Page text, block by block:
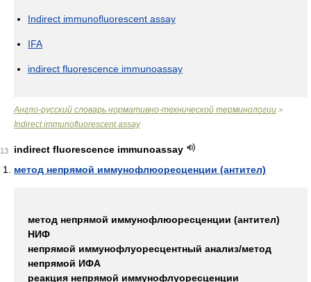
Indirect immunofluorescent assay
IFA
indirect fluorescence immunoassay
Англо-русский словарь нормативно-технической терминологии >
Indirect immunofluorescent assay
13
indirect fluorescence immunoassay
метод непрямой иммунофлюоресценции (антител)
метод непрямой иммунофлюоресценции (антител)
НИФ
непрямой иммунофлуоресцентный анализ/метод
непрямой ИФА
реакция непрямой иммунофлуоресценции